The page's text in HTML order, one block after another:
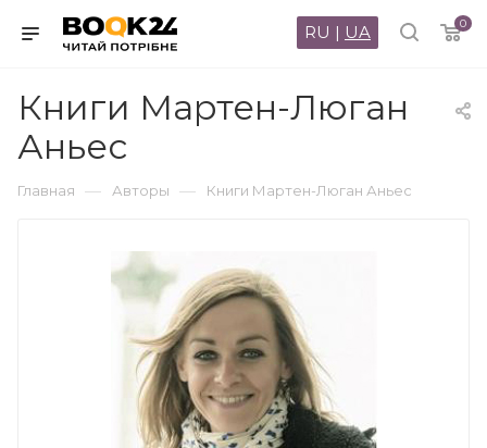
0
RU | UA
Книги Мартен-Люган
Аньес
Главная — Авторы — Книги Мартен-Люган Аньес